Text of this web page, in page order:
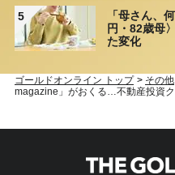
然「何かの
5
「母さん、
円・82歳母
た変化
ゴールドオンライン トップ > その他
magazine」がおくる…不動産投資